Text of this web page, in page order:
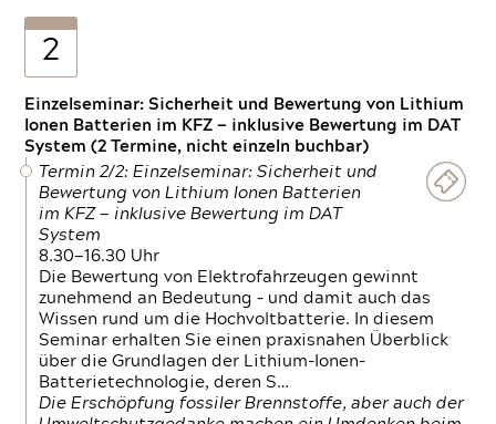
2
Einzelseminar: Sicherheit und Bewertung von Lithium
Ionen Batterien im KFZ — inklusive Bewertung im DAT
System (2 Termine, nicht einzeln buchbar)
Termin 2/2: Einzelseminar: Sicherheit und
Bewertung von Lithium Ionen Batterien
im KFZ — inklusive Bewertung im DAT
System
8.30—16.30 Uhr
Die Bewertung von Elektrofahrzeugen gewinnt
zunehmend an Bedeutung – und damit auch das
Wissen rund um die Hochvoltbatterie. In diesem
Seminar erhalten Sie einen praxisnahen Überblick
über die Grundlagen der Lithium-Ionen-
Batterietechnologie, deren S…
Die Erschöpfung fossiler Brennstoffe, aber auch der